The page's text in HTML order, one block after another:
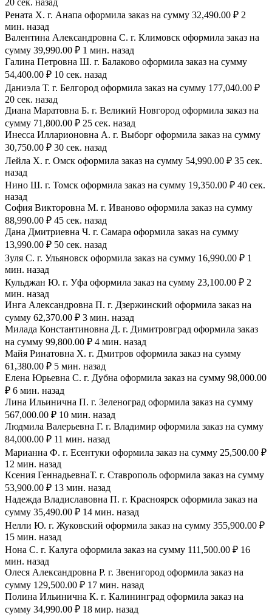
20 сек. назад
Рената Х. г. Анапа оформила заказ на сумму 32,490.00 ₽ 2
мин. назад
Валентина Александровна С. г. Климовск оформила заказ на
сумму 39,990.00 ₽ 1 мин. назад
Галина Петровна Ш. г. Балаково оформила заказ на сумму
54,400.00 ₽ 10 сек. назад
Даниэла Т. г. Белгород оформила заказ на сумму 177,040.00 ₽
20 сек. назад
Диана Маратовна Б. г. Великий Новгород оформила заказ на
сумму 71,800.00 ₽ 25 сек. назад
Инесса Илларионовна А. г. Выборг оформила заказ на сумму
30,750.00 ₽ 30 сек. назад
Лейла Х. г. Омск оформила заказ на сумму 54,990.00 ₽ 35 сек.
назад
Нино Ш. г. Томск оформила заказ на сумму 19,350.00 ₽ 40 сек.
назад
София Викторовна М. г. Иваново оформила заказ на сумму
88,990.00 ₽ 45 сек. назад
Дана Дмитриевна Ч. г. Самара оформила заказ на сумму
13,990.00 ₽ 50 сек. назад
Зуля С. г. Ульяновск оформила заказ на сумму 16,990.00 ₽ 1
мин. назад
Кульджан Ю. г. Уфа оформила заказ на сумму 23,100.00 ₽ 2
мин. назад
Инга Александровна П. г. Дзержинский оформила заказ на
сумму 62,370.00 ₽ 3 мин. назад
Милада Константиновна Д. г. Димитровград оформила заказ
на сумму 99,800.00 ₽ 4 мин. назад
Майя Ринатовна Х. г. Дмитров оформила заказ на сумму
61,380.00 ₽ 5 мин. назад
Елена Юрьевна С. г. Дубна оформила заказ на сумму 98,000.00
₽ 6 мин. назад
Лина Ильинична П. г. Зеленоград оформила заказ на сумму
567,000.00 ₽ 10 мин. назад
Людмила Валерьевна Г. г. Владимир оформила заказ на сумму
84,000.00 ₽ 11 мин. назад
Марианна Ф. г. Есентуки оформила заказ на сумму 25,500.00 ₽
12 мин. назад
Ксения ГеннадьевнаТ. г. Ставрополь оформила заказ на сумму
53,900.00 ₽ 13 мин. назад
Надежда Владиславовна П. г. Красноярск оформила заказ на
сумму 35,490.00 ₽ 14 мин. назад
Нелли Ю. г. Жуковский оформила заказ на сумму 355,900.00 ₽
15 мин. назад
Нона С. г. Калуга оформила заказ на сумму 111,500.00 ₽ 16
мин. назад
Олеся Александровна Р. г. Звенигород оформила заказ на
сумму 129,500.00 ₽ 17 мин. назад
Полина Ильинична К. г. Калининград оформила заказ на
сумму 34,990.00 ₽ 18 мир. назад